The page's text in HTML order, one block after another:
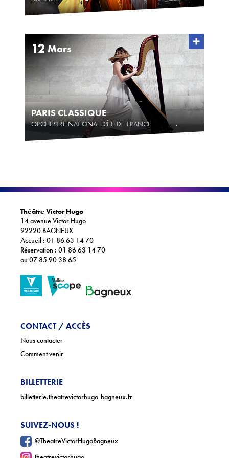
12Mars
PARIS CLASSIQUE
ORCHESTRE NATIONAL D'ÎLE-DE-FRANCE
Théâtre Victor Hugo
14 avenue Victor Hugo
92220 BAGNEUX
Accueil : 01 86 63 14 70
Réservation : 01 86 63 14 70
ou 07 85 90 38 65
CONTACT / ACCÈS
Nous contacter
Comment venir
BILLETTERIE
billetterie.theatrevictorhugo-bagneux.fr
SUIVEZ-NOUS !
@TheatreVictorHugoBagneux